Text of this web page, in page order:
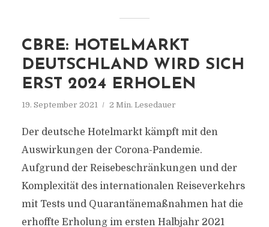
CBRE: HOTELMARKT
DEUTSCHLAND WIRD SICH
ERST 2024 ERHOLEN
19. September 2021 2 Min. Lesedauer
Der deutsche Hotelmarkt kämpft mit den
Auswirkungen der Corona-Pandemie.
Aufgrund der Reisebeschränkungen und der
Komplexität des internationalen Reiseverkehrs
mit Tests und Quarantänemaßnahmen hat die
erhoffte Erholung im ersten Halbjahr 2021